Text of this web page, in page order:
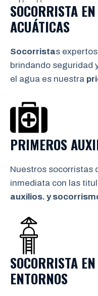
SOCORRISTA
ACUÁTICAS
Socorristas
brindando seguridad
el agua es nuestra
PRIMEROS
Nuestros socorristas
inmediata con las
auxilios. y
SOCORRISTA
ENTORNOS